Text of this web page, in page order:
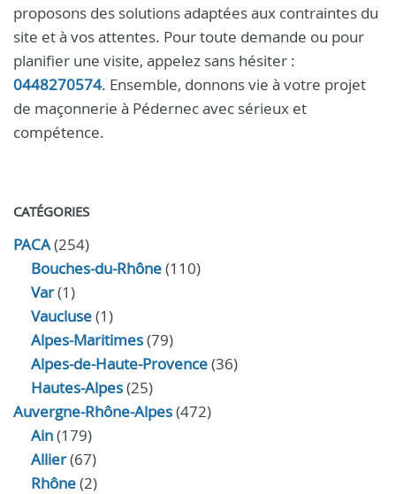
proposons des solutions adaptées aux contraintes du
site et à vos attentes. Pour toute demande ou pour
planifier une visite, appelez sans hésiter :
0448270574. Ensemble, donnons vie à votre projet
de maçonnerie à Pédernec avec sérieux et
compétence.
CATÉGORIES
PACA(254)
Bouches-du-Rhône(110)
Var(1)
Vaucluse(1)
Alpes-Maritimes(79)
Alpes-de-Haute-Provence(36)
Hautes-Alpes(25)
Auvergne-Rhône-Alpes(472)
Ain(179)
Allier(67)
Rhône(2)